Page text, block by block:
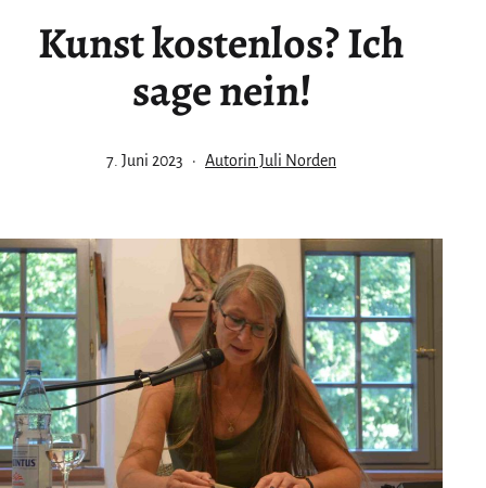
Kunst kostenlos? Ich
sage nein!
Veröffentlicht
7. Juni 2023
Kategorisiert
Autorin Juli Norden